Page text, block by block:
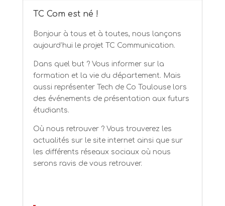
TC Com est né !
Bonjour à tous et à toutes, nous lançons
aujourd’hui le projet TC Communication.
Dans quel but ? Vous informer sur la
formation et la vie du département. Mais
aussi représenter Tech de Co Toulouse lors
des événements de présentation aux futurs
étudiants.
Où nous retrouver ? Vous trouverez les
actualités sur le site internet ainsi que sur
les différents réseaux sociaux où nous
serons ravis de vous retrouver.